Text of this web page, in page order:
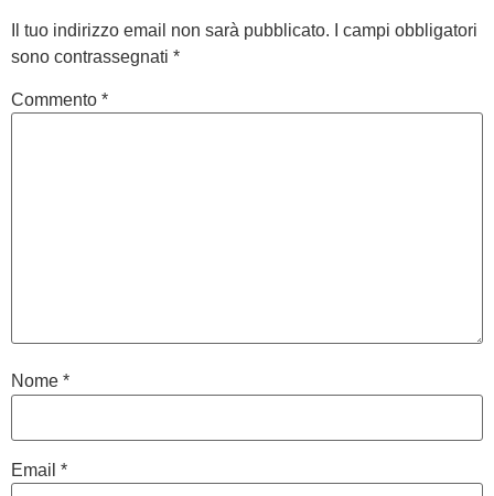
Il tuo indirizzo email non sarà pubblicato.
I campi obbligatori
sono contrassegnati *
Commento *
Nome *
Email *